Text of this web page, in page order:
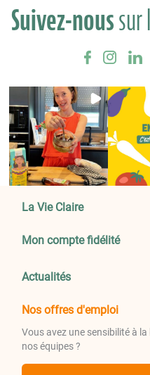
Suivez-noussur
La Vie Claire
Mon compte fidélité
Actualités
Nos offres d'emploi
Vous avez une sensibilité à
nos équipes ?